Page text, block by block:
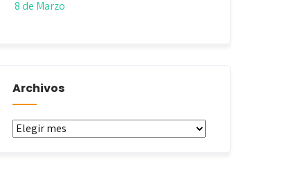
8 de Marzo
Archivos
Archivos